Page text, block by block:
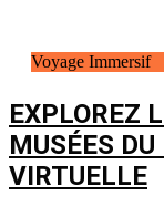
Voyage Immersif
EXPLOREZ
MUSÉES
VIRTUELLE